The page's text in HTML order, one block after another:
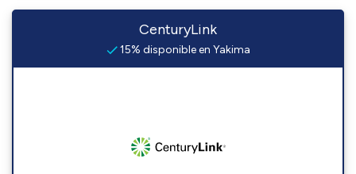
CenturyLink
15% disponible en Yakima